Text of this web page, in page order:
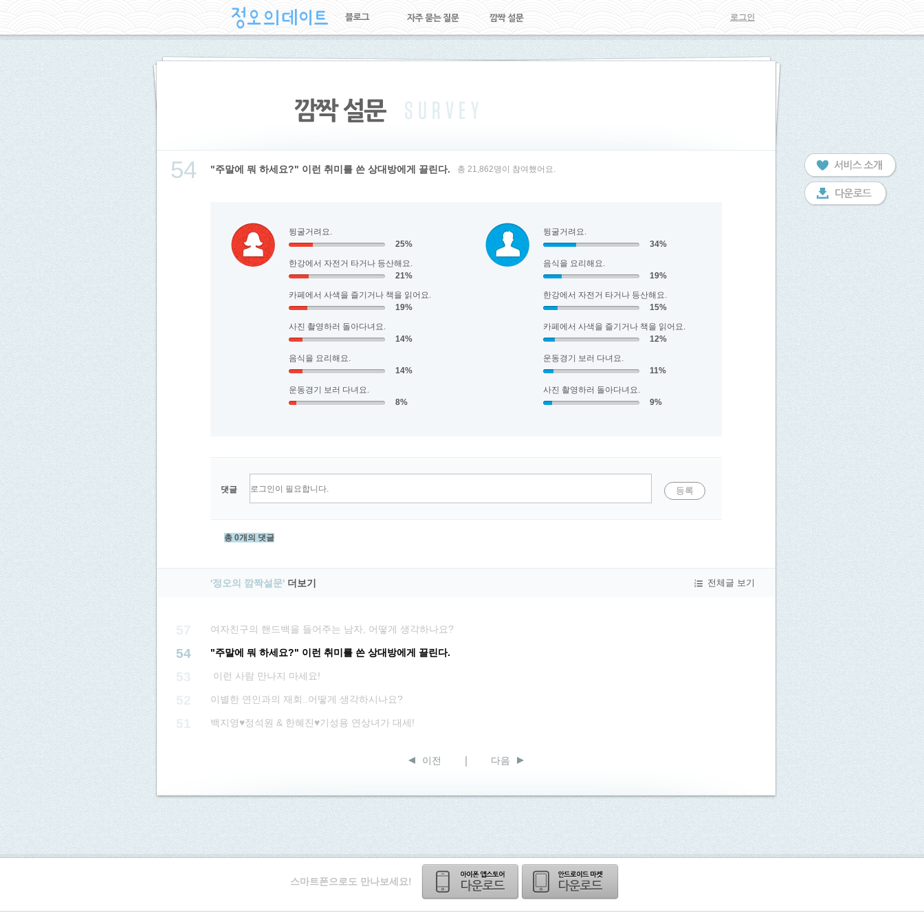
로그인
54 "주말에 뭐 하세요?" 이런 취미를 쓴 상대방에게 끌린다. 총 21,862명이 참여했어요.
뒹굴거려요.
25%
한강에서 자전거 타거나 등산해요.
21%
카페에서 사색을 즐기거나 책을 읽어요.
19%
사진 촬영하러 돌아다녀요.
14%
음식을 요리해요.
14%
운동경기 보러 다녀요.
8%
뒹굴거려요.
34%
음식을 요리해요.
19%
한강에서 자전거 타거나 등산해요.
15%
카페에서 사색을 즐기거나 책을 읽어요.
12%
운동경기 보러 다녀요.
11%
사진 촬영하러 돌아다녀요.
9%
댓글 등록
총 0개의 댓글
'정오의 깜짝설문' 더보기 전체글 보기
여자친구의 핸드백을 들어주는 남자, 어떻게 생각하나요?
54 "주말에 뭐 하세요?" 이런 취미를 쓴 상대방에게 끌린다.
이런 사람 만나지 마세요!
이별한 연인과의 재회..어떻게 생각하시나요?
백지영♥정석원 & 한혜진♥기성용 연상녀가 대세!
이전 다음
스마트폰으로도 만나보세요!